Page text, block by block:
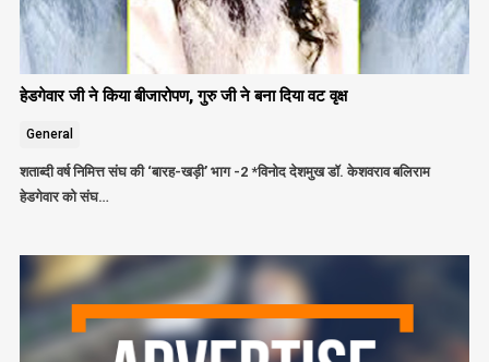
हेडगेवार जी ने किया बीजारोपण, गुरु जी ने बना दिया वट वृक्ष
General
शताब्दी वर्ष निमित्त संघ की ‘बारह-खड़ी’ भाग -2 *विनोद देशमुख डॉ. केशवराव बलिराम
हेडगेवार को संघ…